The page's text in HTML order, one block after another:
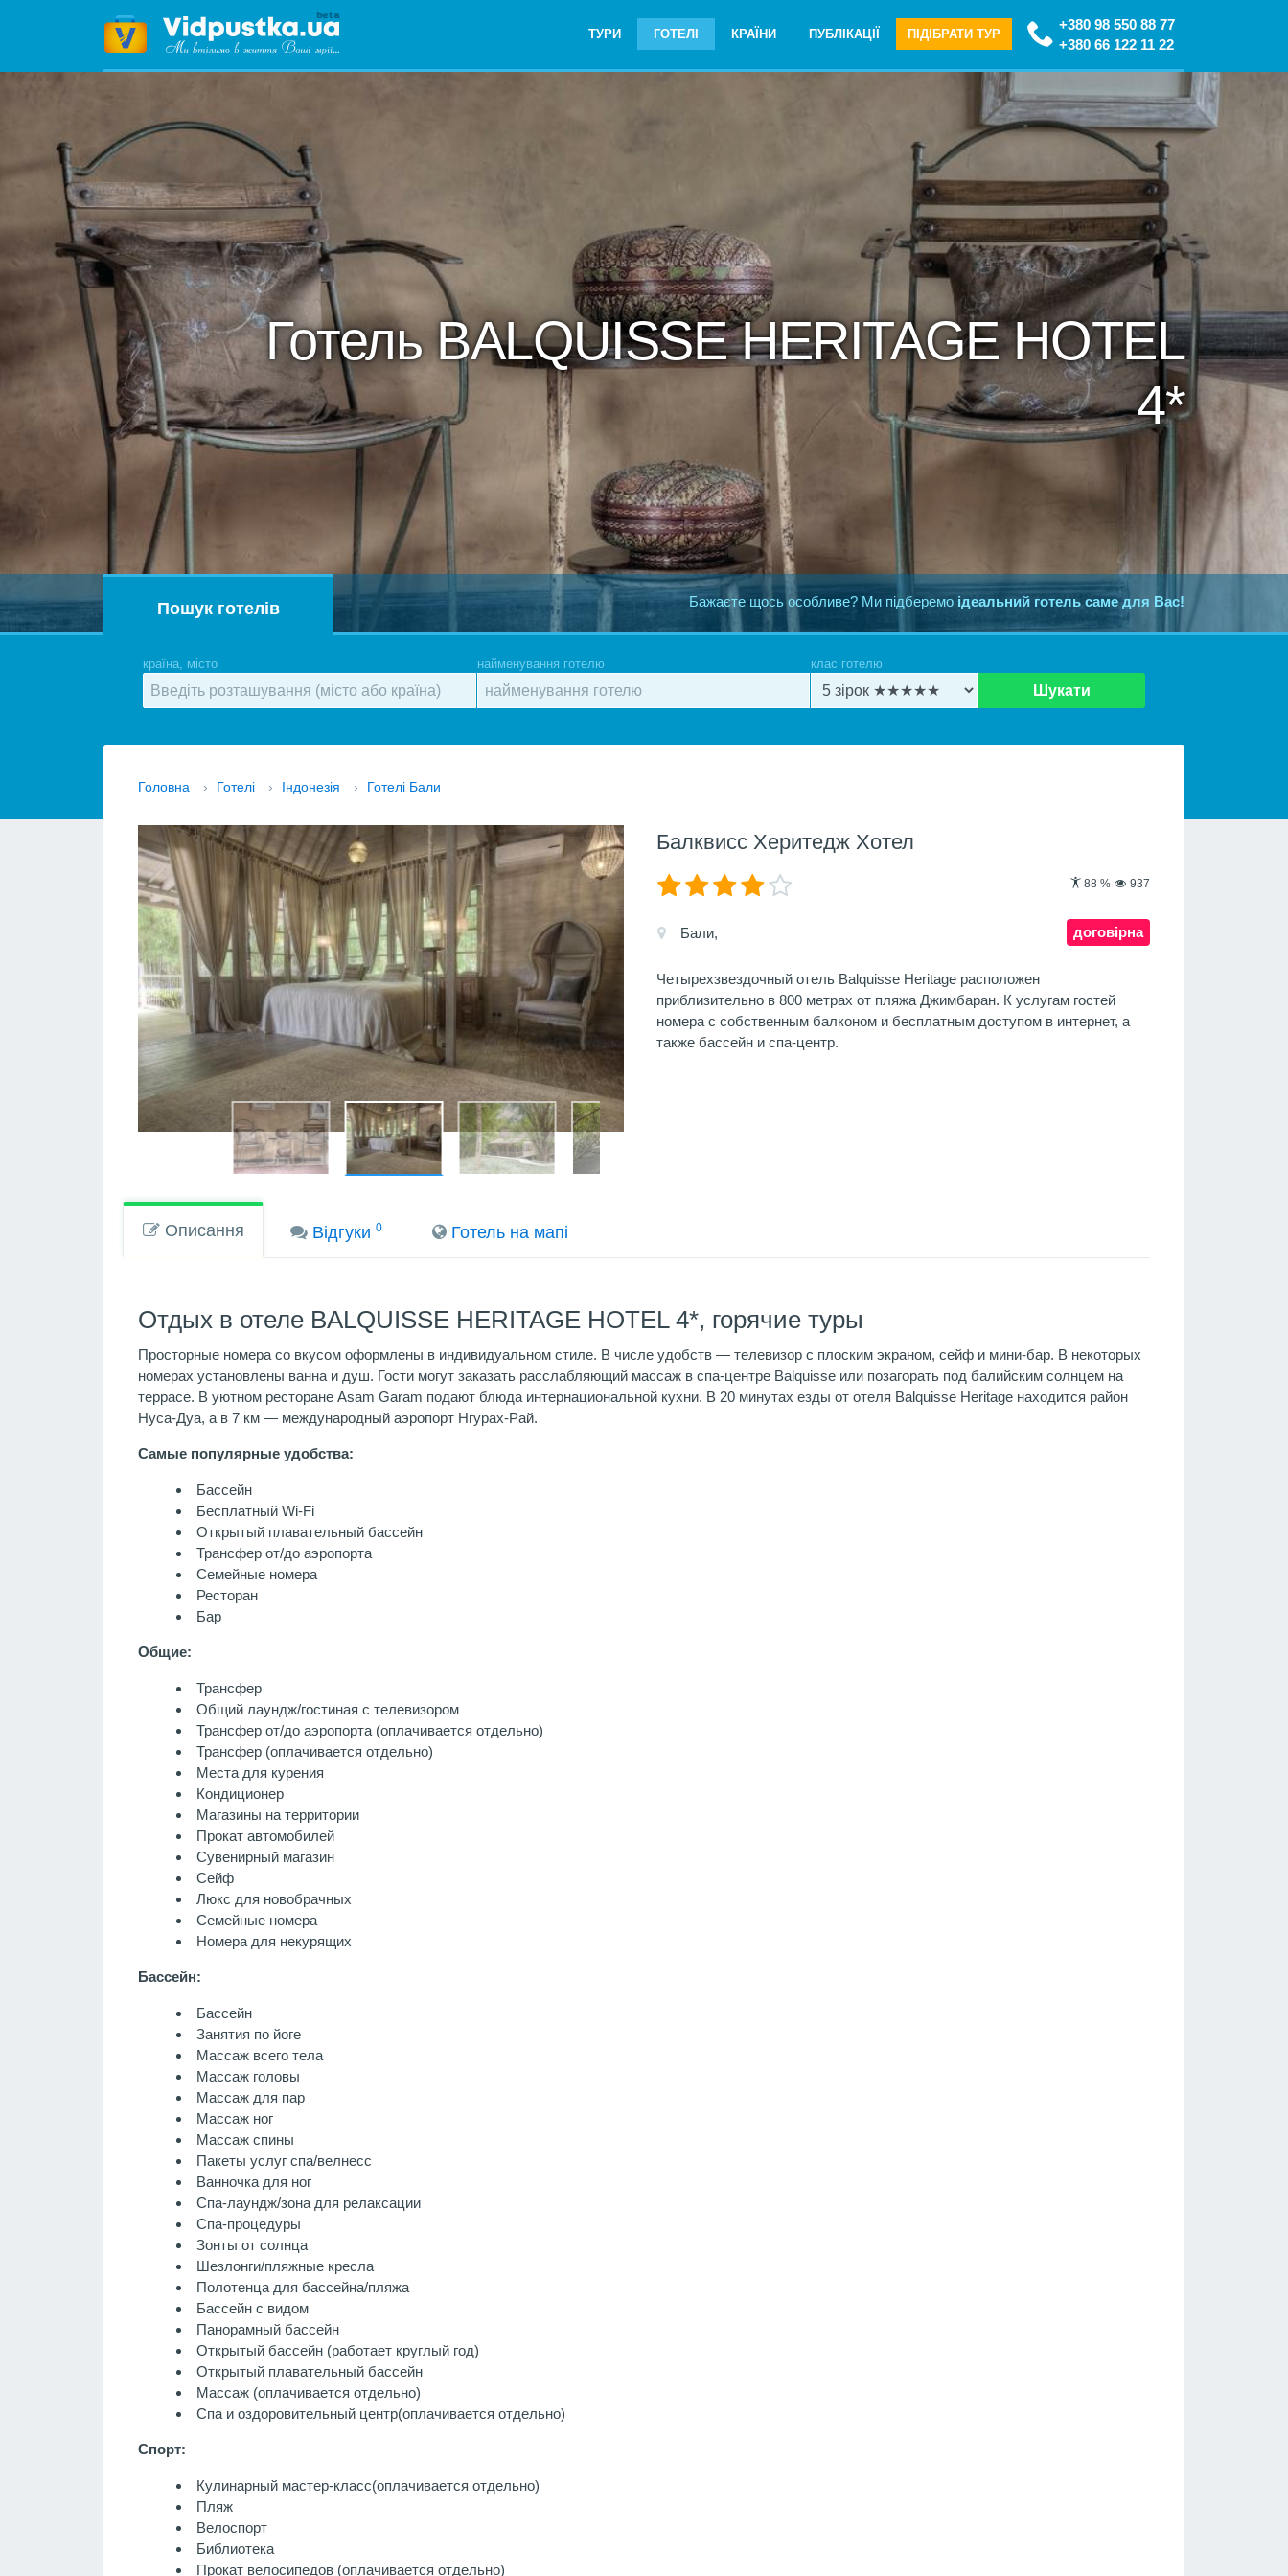
+380 98 550 88 77
+380 66 122 11 22
ТУРИ ГОТЕЛІ КРАЇНИ ПУБЛІКАЦІЇ ПІДІБРАТИ ТУР
Готель BALQUISSE HERITAGE HOTEL
4*
Бажаєте щось особливе? Ми підберемо ідеальний готель саме для Вас!
Пошук готелів
країна, місто найменування готелю клас готелю
Шукати
Головна › Готелі › Індонезія › Готелі Бали
Балквисс Херитедж Хотел
88 % 937
договірна
Бали,
Четырехзвездочный отель Balquisse Heritage расположен
приблизительно в 800 метрах от пляжа Джимбаран. К услугам гостей
номера с собственным балконом и бесплатным доступом в интернет, а
также бассейн и спа-центр.
Описання Вiдгуки0 Готель на мапi
Отдых в отеле BALQUISSE HERITAGE HOTEL 4*, горячие туры
Просторные номера со вкусом оформлены в индивидуальном стиле. В числе удобств — телевизор с плоским экраном, сейф и мини-бар. В некоторых
номерах установлены ванна и душ. Гости могут заказать расслабляющий массаж в спа-центре Balquisse или позагорать под балийским солнцем на
террасе. В уютном ресторане Asam Garam подают блюда интернациональной кухни. В 20 минутах езды от отеля Balquisse Heritage находится район
Нуса-Дуа, а в 7 км — международный аэропорт Нгурах-Рай.
Самые популярные удобства:
Бассейн
Бесплатный Wi-Fi
Открытый плавательный бассейн
Трансфер от/до аэропорта
Семейные номера
Ресторан
Бар
Общие:
Трансфер
Общий лаундж/гостиная с телевизором
Трансфер от/до аэропорта (оплачивается отдельно)
Трансфер (оплачивается отдельно)
Места для курения
Кондиционер
Магазины на территории
Прокат автомобилей
Сувенирный магазин
Сейф
Люкс для новобрачных
Семейные номера
Номера для некурящих
Бассейн:
Бассейн
Занятия по йоге
Массаж всего тела
Массаж головы
Массаж для пар
Массаж ног
Массаж спины
Пакеты услуг спа/велнесс
Ванночка для ног
Спа-лаундж/зона для релаксации
Спа-процедуры
Зонты от солнца
Шезлонги/пляжные кресла
Полотенца для бассейна/пляжа
Бассейн с видом
Панорамный бассейн
Открытый бассейн (работает круглый год)
Открытый плавательный бассейн
Массаж (оплачивается отдельно)
Спа и оздоровительный центр(оплачивается отдельно)
Спорт:
Кулинарный мастер-класс(оплачивается отдельно)
Пляж
Велоспорт
Библиотека
Прокат велосипедов (оплачивается отдельно)